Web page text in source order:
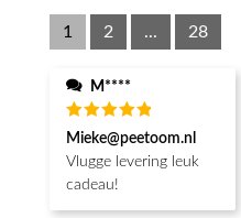
1 2 ... 28
M****
Waardering
5uit 5
Mieke@peetoom.nl
Vlugge levering leuk
cadeau!